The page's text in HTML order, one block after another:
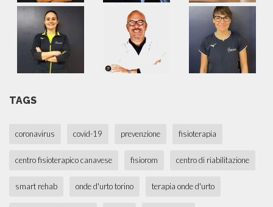
TAGS
coronavirus covid-19 prevenzione fisioterapia
centro fisioterapico canavese fisiorom centro di riabilitazione
smart rehab onde d'urto torino terapia onde d'urto